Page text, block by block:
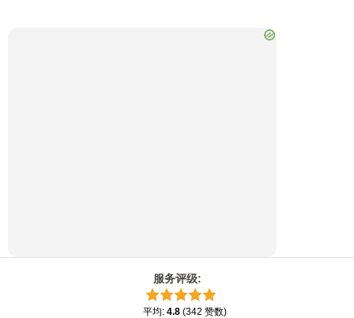
服务评级:
平均: 4.8 (342 赞数)